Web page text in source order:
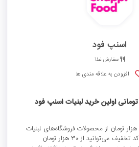
اسنپ فود
سفارش غذا
افزودن به علاقه مندی ها
با سفارش حداقل 300 هزار تومان از محصولات فروشگاه‌های لبنیات
اسنپ فود و ثبت این کد تخفیف می‌توانید از 30 هزار تومان